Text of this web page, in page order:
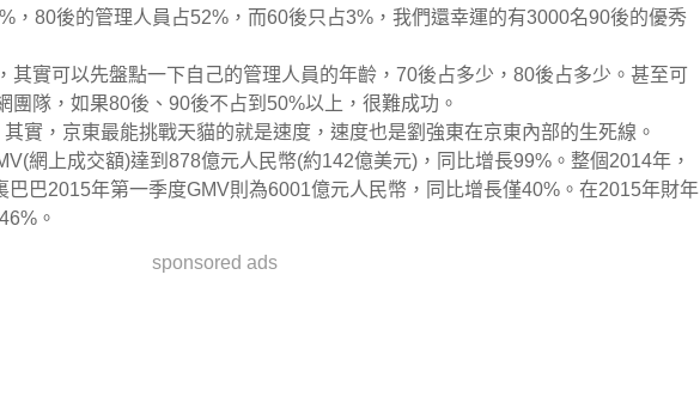
，80後的管理人員占52%，而60後只占3%，我們還幸運的有3000名90後的優秀
其實可以先盤點一下自己的管理人員的年齡，70後占多少，80後占多少。甚至可
團隊，如果80後、90後不占到50%以上，很難成功。
實，京東最能挑戰天貓的就是速度，速度也是劉強東在京東內部的生死線。
網上成交額)達到878億元人民幣(約142億美元)，同比增長99%。整個2014年，
巴巴2015年第一季度GMV則為6001億元人民幣，同比增長僅40%。在2015年財年
。
sponsored ads